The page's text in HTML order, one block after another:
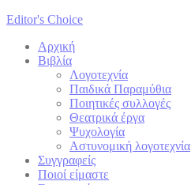
Editor's Choice
Αρχική
Βιβλία
Λογοτεχνία
Παιδικά Παραμύθια
Ποιητικές συλλογές
Θεατρικά έργα
Ψυχολογία
Αστυνομική λογοτεχνία
Συγγραφείς
Ποιοί είμαστε